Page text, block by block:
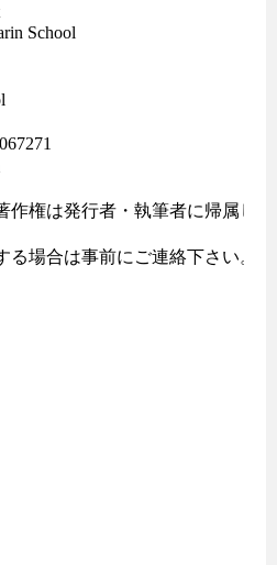
School
作権は発行者・執筆者に帰属し
場合は事前にご連絡下さい。